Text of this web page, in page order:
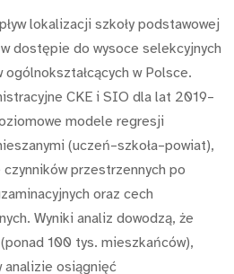
lokalizacji szkoły podstawowej
dostępie do wysoce selekcyjnych
w Polsce.
CKE i SIO dla lat 2019–
modele regresji
(uczeń–szkoła–powiat),
przestrzennych po
oraz cech
Wyniki analiz dowodzą, że
100 tys. mieszkańców),
analizie osiągnięć